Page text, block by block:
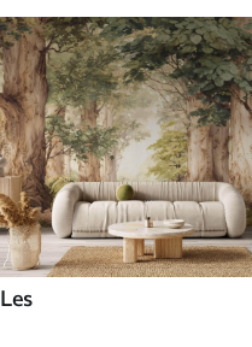
Les